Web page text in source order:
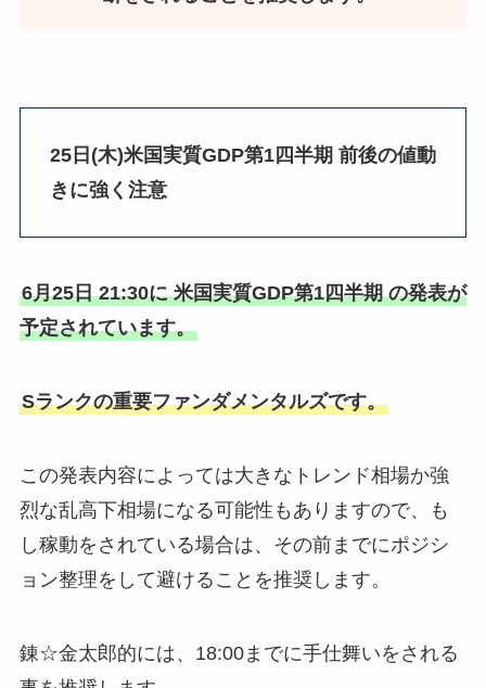
25日(木)米国実質GDP第1四半期 前後の値動
きに強く注意
6月25日 21:30に 米国実質GDP第1四半期 の発表が
予定されています。
Sランクの重要ファンダメンタルズです。
この発表内容によっては大きなトレンド相場か強
烈な乱高下相場になる可能性もありますので、も
し稼動をされている場合は、その前までにポジシ
ョン整理をして避けることを推奨します。
錬☆金太郎的には、18:00までに手仕舞いをされる